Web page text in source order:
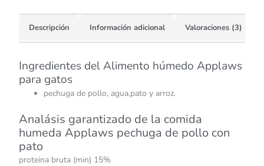
Descripción Información adicional Valoraciones (3)
Ingredientes del Alimento húmedo Applaws
para gatos
pechuga de pollo, agua,pato y arroz.
Analásis garantizado de la comida
humeda Applaws pechuga de pollo con
pato
proteina bruta (min) 15%